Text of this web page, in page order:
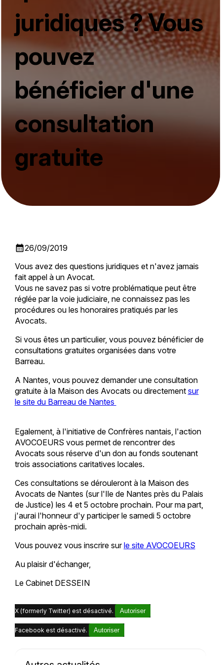
juridiques ? Vous
pouvez
bénéficier d'une
consultation
gratuite
calendar_month26/09/2019
Vous avez des questions juridiques et n'avez jamais
fait appel à un Avocat.
Vous ne savez pas si votre problématique peut être
réglée par la voie judiciaire, ne connaissez pas les
procédures ou les honoraires pratiqués par les
Avocats.
Si vous êtes un particulier, vous pouvez bénéficier de
consultations gratuites organisées dans votre
Barreau.
A Nantes, vous pouvez demander une consultation
gratuite à la Maison des Avocats ou directement sur
le site du Barreau de Nantes
Egalement, à l'initiative de Confrères nantais, l'action
AVOCOEURS vous permet de rencontrer des
Avocats sous réserve d'un don au fonds soutenant
trois associations caritatives locales.
Ces consultations se dérouleront à la Maison des
Avocats de Nantes (sur l'Ile de Nantes près du Palais
de Justice) les 4 et 5 octobre prochain. Pour ma part,
j'aurai l'honneur d'y participer le samedi 5 octobre
prochain après-midi.
Vous pouvez vous inscrire surle site AVOCOEURS
Au plaisir d'échanger,
Le Cabinet DESSEIN
X (formerly Twitter) est désactivé. Autoriser
Facebook est désactivé. Autoriser